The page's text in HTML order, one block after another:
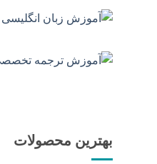
بهترین محصولات